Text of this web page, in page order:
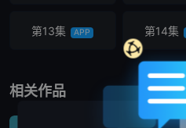
第13集 APP 第14集
第17集
第20集
相关作品
剧情